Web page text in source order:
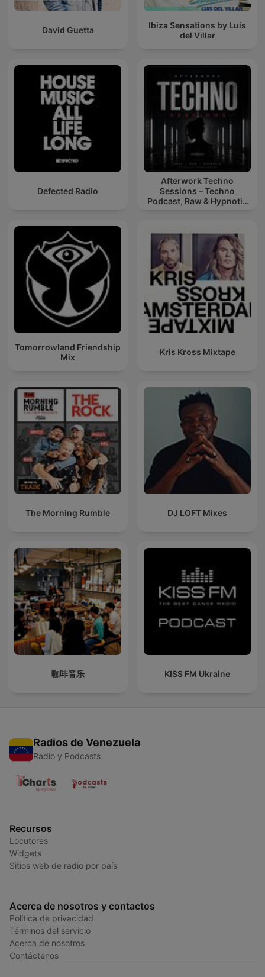
David Guetta
Ibiza Sensations by Luis
del Villar
Defected Radio
Afterwork Techno
Sessions – Techno
Podcast, Raw & Hypnotic
Tomorrowland Friendship
Mix
Kris Kross Mixtape
The Morning Rumble DJ LOFT Mixes
咖啡音乐 KISS FM Ukraine
Radios de Venezuela
Radio y Podcasts
Recursos
Locutores
Widgets
Sitios web de radio por país
Acerca de nosotros y contactos
Política de privacidad
Términos del servicio
Acerca de nosotros
Contáctenos